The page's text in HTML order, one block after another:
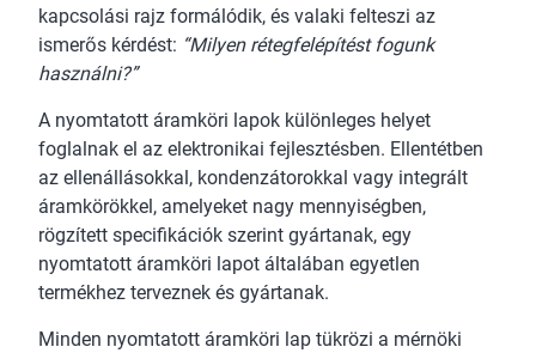
kapcsolási rajz formálódik, és valaki felteszi az
ismerős kérdést: “Milyen rétegfelépítést fogunk
használni?”
A nyomtatott áramköri lapok különleges helyet
foglalnak el az elektronikai fejlesztésben. Ellentétben
az ellenállásokkal, kondenzátorokkal vagy integrált
áramkörökkel, amelyeket nagy mennyiségben,
rögzített specifikációk szerint gyártanak, egy
nyomtatott áramköri lapot általában egyetlen
termékhez terveznek és gyártanak.
Minden nyomtatott áramköri lap tükrözi a mérnöki